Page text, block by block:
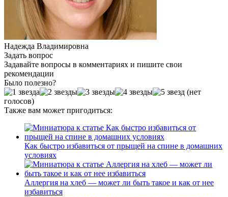
Надежда Владимировна
Задать вопрос
Задавайте вопросы в комментариях и пишите свои
рекомендации
Было полезно?
(нет
голосов)
Также вам может пригодиться:
Как быстро избавиться от прыщей на спине в домашних
условиях
Аллергия на хлеб — может ли быть такое и как от нее
избавиться